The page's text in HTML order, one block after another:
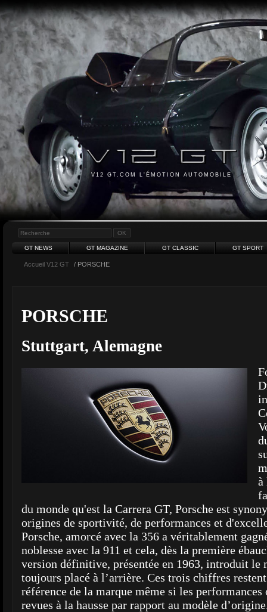
V12 GT.COM L'ÉMOTION AUTOMOBILE
GT NEWS GT MAGAZINE GT CLASSIC GT SPORT
Accueil V12 GT / PORSCHE
PORSCHE
Stuttgart, Alemagne
à
du monde qu'est la Carrera GT, Porsche est
origines de sportivité, de performances et
Porsche, amorcé avec la 356 a véritablement
noblesse avec la 911 et cela, dès la première
version définitive, présentée en 1963, introduit le
toujours placé à l’arrière. Ces trois chiffres
référence de la marque même si les performances
revues à la hausse par rapport au modèle